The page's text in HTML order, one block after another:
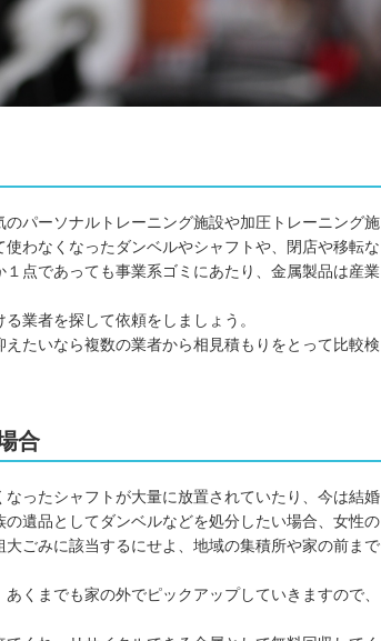
パーソナルトレーニング施設や加圧トレーニング施
わなくなったダンベルやシャフトや、閉店や移転な
点であっても事業系ゴミにあたり、金属製品は産業
業者を探して依頼をしましょう。
たいなら複数の業者から相見積もりをとって比較検
合
ったシャフトが大量に放置されていたり、今は結婚
遺品としてダンベルなどを処分したい場合、女性の
ごみに該当するにせよ、地域の集積所や家の前まで
くまでも家の外でピックアップしていきますので、